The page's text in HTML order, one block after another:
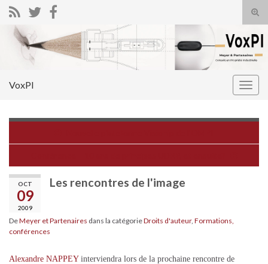
Search for:
VoxPI
OCT
09
2009
Les rencontres de l'image
DeMeyer et Partenaires dans la catégorieDroits d'auteur, Formations,
conférences
Alexandre NAPPEYinterviendra lors de la prochaine rencontre de